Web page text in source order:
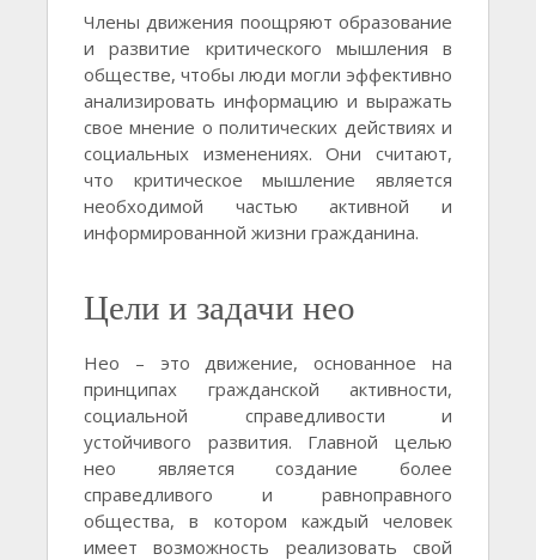
Члены движения поощряют образование
и развитие критического мышления в
обществе, чтобы люди могли эффективно
анализировать информацию и выражать
свое мнение о политических действиях и
социальных изменениях. Они считают,
что критическое мышление является
необходимой частью активной и
информированной жизни гражданина.
Цели и задачи нео
Нео – это движение, основанное на
принципах гражданской активности,
социальной справедливости и
устойчивого развития. Главной целью
нео является создание более
справедливого и равноправного
общества, в котором каждый человек
имеет возможность реализовать свой